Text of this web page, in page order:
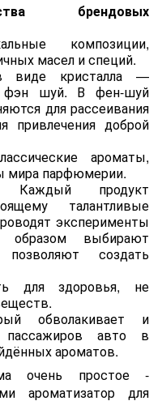
брендовых
композиции,
масел и специй.
виде кристалла —
фэн шуй. В фен-шуй
для рассеивания
привлечения доброй
ароматы,
мира парфюмерии.
Каждый продукт
талантливые
эксперименты
выбирают
создать
для здоровья, не
обволакивает и
пассажиров авто в
ароматов.
очень простое -
ароматизатор для